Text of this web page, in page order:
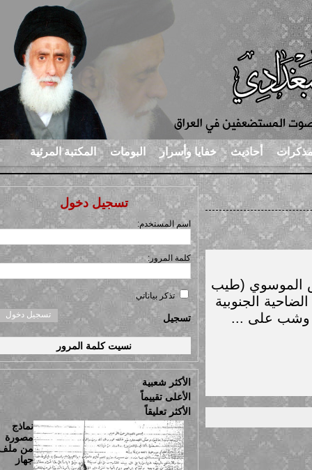
أحاديث خفايا وأسرار البومات المكتبة المرئية
(طيب
الضاحية الجنوبية
على ...
تسجيل دخول
اسم المستخدم:
كلمة المرور:
تذكر بياناتي
تسجيل
نسيت كلمة المرور
الأكثر شعبية
الأعلى تقييماً
الأكثر تعليقاً
نماذج
مصورة
من ملف
جهاز